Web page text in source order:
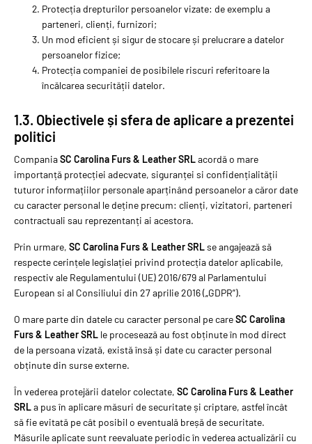
Protecția drepturilor persoanelor vizate: de exemplu a
parteneri, clienți, furnizori;
Un mod eficient și sigur de stocare și prelucrare a datelor
persoanelor fizice;
Protecția companiei de posibilele riscuri referitoare la
încălcarea securității datelor.
1.3. Obiectivele și sfera de aplicare a prezentei
politici
CompaniaSC Carolina Furs & Leather SRLacordă o mare
importanță protecției adecvate, siguranței si confidențialității
tuturor informațiilor personale aparținând persoanelor a căror date
cu caracter personal le deține precum: clienți, vizitatori, parteneri
contractuali sau reprezentanți ai acestora.
Prin urmare, SC Carolina Furs & Leather SRLse angajează să
respecte cerințele legislației privind protecția datelor aplicabile,
respectiv ale Regulamentului (UE) 2016/679 al Parlamentului
European si al Consiliului din 27 aprilie 2016 („GDPR”).
O mare parte din datele cu caracter personal pe careSC Carolina
Furs & Leather SRL le procesează au fost obținute în mod direct
de la persoana vizată, există însă și date cu caracter personal
obținute din surse externe.
În vederea protejării datelor colectate, SC Carolina Furs & Leather
SRLa pus în aplicare măsuri de securitate și criptare, astfel încât
să fie evitată pe cât posibil o eventuală breșă de securitate.
Măsurile aplicate sunt reevaluate periodic în vederea actualizării cu